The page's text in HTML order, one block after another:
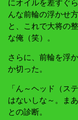
にオイルを差すぐ
んな前輪の浮かせ
と、これで大将の
な俺（笑）。
さらに、前輪を浮
か切った。
「ん～ヘッド（ス
はないしな～。ま
との診断。